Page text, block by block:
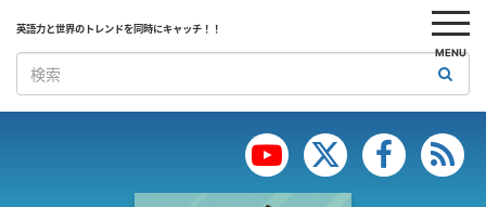
MENU
英語力と世界のトレンドを同時にキャッチ！！